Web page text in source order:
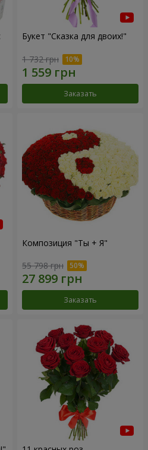
Букет "Сказка для двоих!"
1 732 грн
Заказать
Композиция "Ты + Я"
55 798 грн
Заказать